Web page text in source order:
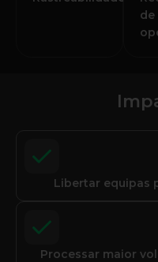
de
Libertar equipas
Processar maior